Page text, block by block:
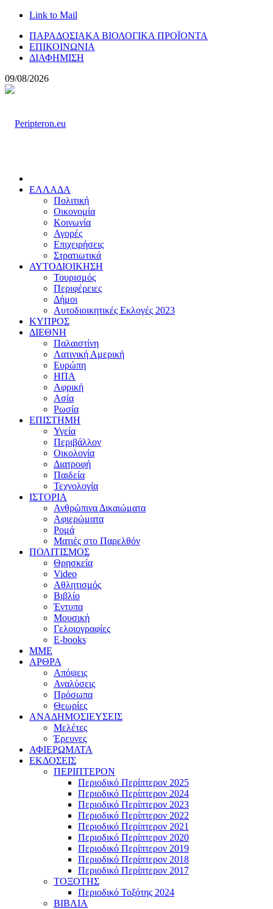
Link to Mail
ΠΑΡΑΔΟΣΙΑΚΑ ΒΙΟΛΟΓΙΚΑ ΠΡΟΪΟΝΤΑ
ΕΠΙΚΟΙΝΩΝΙΑ
ΔΙΑΦΗΜΙΣΗ
09/08/2026
ΕΛΛΑΔΑ
Πολιτική
Οικονομία
Κοινωνία
Αγορές
Επιχειρήσεις
Στρατιωτικά
ΑΥΤΟΔΙΟΙΚΗΣΗ
Τουρισμός
Περιφέρειες
Δήμοι
Αυτοδιοικητικές Εκλογές 2023
ΚΥΠΡΟΣ
ΔΙΕΘΝΗ
Παλαιστίνη
Λατινική Αμερική
Ευρώπη
ΗΠΑ
Αφρική
Ασία
Ρωσία
ΕΠΙΣΤΗΜΗ
Υγεία
Περιβάλλον
Οικολογία
Διατροφή
Παιδεία
Τεχνολογία
ΙΣΤΟΡΙΑ
Ανθρώπινα Δικαιώματα
Αφιερώματα
Ρομά
Ματιές στο Παρελθόν
ΠΟΛΙΤΙΣΜΟΣ
Θρησκεία
Video
Αθλητισμός
Βιβλίο
Έντυπα
Μουσική
Γελοιογραφίες
E-books
MME
ΑΡΘΡΑ
Απόψεις
Αναλύσεις
Πρόσωπα
Θεωρίες
ΑΝΑΔΗΜΟΣΙΕΥΣΕΙΣ
Μελέτες
Έρευνες
ΑΦΙΕΡΩΜΑΤΑ
ΕΚΔΟΣΕΙΣ
ΠΕΡΙΠΤΕΡΟΝ
Περιοδικό Περίπτερον 2025
Περιοδικό Περίπτερον 2024
Περιοδικό Περίπτερον 2023
Περιοδικό Περίπτερον 2022
Περιοδικό Περίπτερον 2021
Περιοδικό Περίπτερον 2020
Περιοδικό Περίπτερον 2019
Περιοδικό Περίπτερον 2018
Περιοδικό Περίπτερον 2017
ΤΟΞΟΤΗΣ
Περιοδικό Τοξότης 2024
ΒΙΒΛΙΑ